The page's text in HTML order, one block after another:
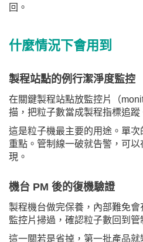
回。
什麼情況下會用到
製程站點的例行潔淨度監控
在關鍵製程站點放監控片（
描，把粒子數當成製程指標追蹤
這是粒子機最主要的用途。單
重點。管制線一破就告警，可
現。
機台 PM 後的復機驗證
製程機台做完保養，內部難免
監控片掃過，確認粒子數回到管
這一關若是省掉，第一批產品